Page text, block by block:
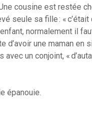
cousine est restée
seule sa fille : « c’était
normalement il
d’avoir une maman en
un conjoint, «
épanouie.